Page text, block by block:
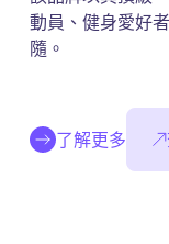
動員、健身愛好
隨。
了解更多